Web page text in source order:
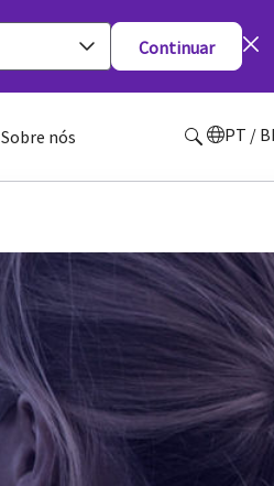
Continuar
Sobre nós PT /